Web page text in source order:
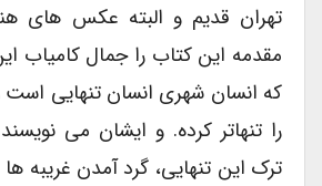
تهران قدیم و البته عکس های
مقدمه این کتاب را جمال کامیاب
که انسان شهری انسان تنهایی است و
را تنهاتر کرده. و ایشان می نویسند
ترک این تنهایی، گرد آمدن غریبه ها